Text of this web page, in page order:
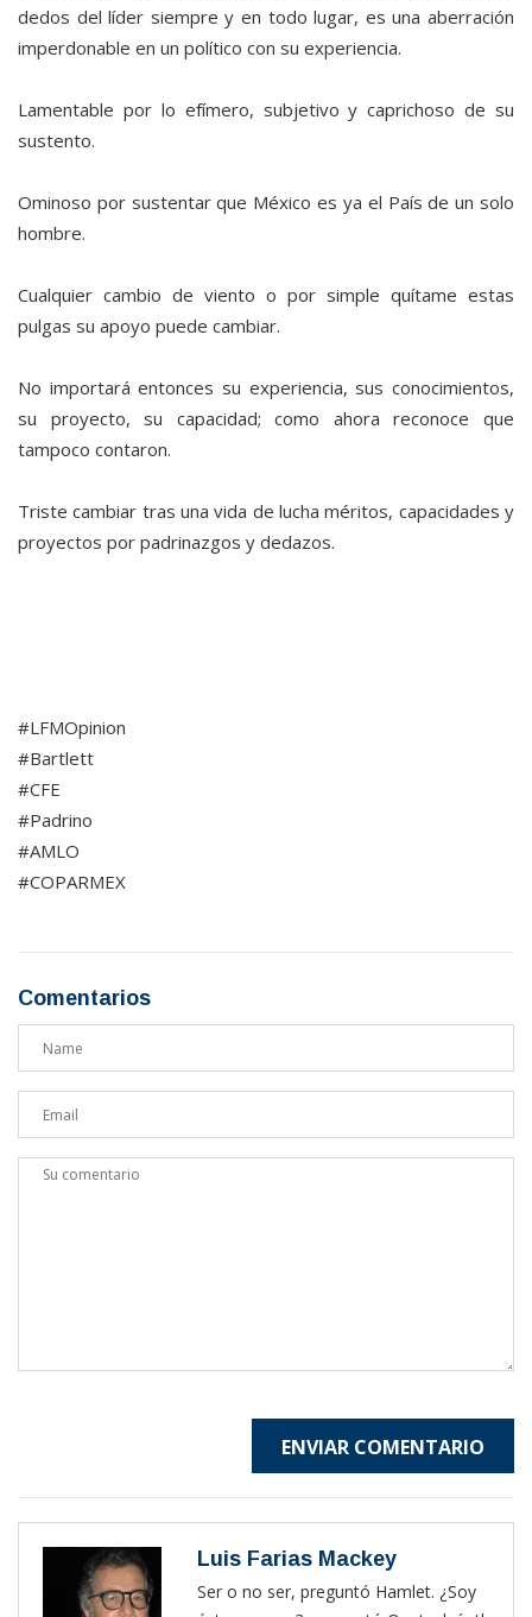
dedos del líder siempre y en todo lugar, es una aberración
imperdonable en un político con su experiencia.
Lamentable por lo efímero, subjetivo y caprichoso de su
sustento.
Ominoso por sustentar que México es ya el País de un solo
hombre.
Cualquier cambio de viento o por simple quítame estas
pulgas su apoyo puede cambiar.
No importará entonces su experiencia, sus conocimientos,
su proyecto, su capacidad; como ahora reconoce que
tampoco contaron.
Triste cambiar tras una vida de lucha méritos, capacidades y
proyectos por padrinazgos y dedazos.
#LFMOpinion
#Bartlett
#CFE
#Padrino
#AMLO
#COPARMEX
Comentarios
ENVIAR COMENTARIO
Luis Farias Mackey
Ser o no ser, preguntó Hamlet. ¿Soy